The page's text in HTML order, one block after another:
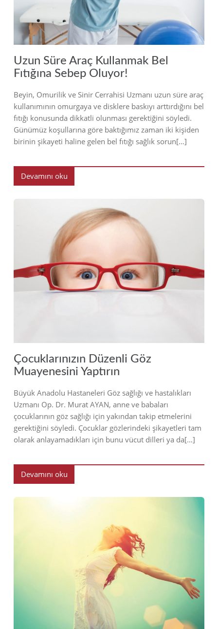
Uzun Süre Araç Kullanmak Bel
Fıtığına Sebep Oluyor!
Beyin, Omurilik ve Sinir Cerrahisi Uzmanı uzun süre araç
kullanımının omurgaya ve disklere baskıyı arttırdığını bel
fıtığı konusunda dikkatli olunması gerektiğini söyledi.
Günümüz koşullarına göre baktığımız zaman iki kişiden
birinin şikayeti haline gelen bel fıtığı sağlık sorun[…]
Devamını oku
2018
Çocuklarınızın Düzenli Göz
Muayenesini Yaptırın
Büyük Anadolu Hastaneleri Göz sağlığı ve hastalıkları
Uzmanı Op. Dr. Murat AYAN, anne ve babaları
çocuklarının göz sağlığı için yakından takip etmelerini
gerektiğini söyledi. Çocuklar gözlerindeki şikayetleri tam
olarak anlayamadıkları için bunu vücut dilleri ya da[…]
Devamını oku